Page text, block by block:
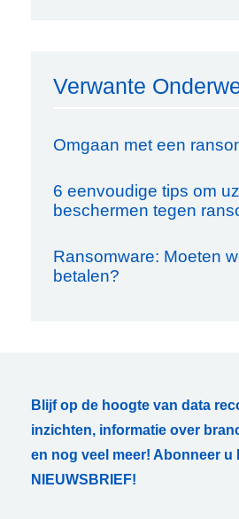
Verwante
Omgaan met een
6 eenvoudige tips om
beschermen tegen
Ransomware: Moeten
betalen?
Blijf op de hoogte van data
inzichten, informatie over
en nog veel meer! Abonneer u
NIEUWSBRIEF!